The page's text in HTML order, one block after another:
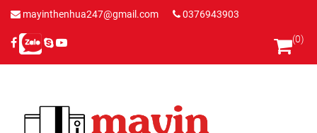
mayinthenhua247@gmail.com 0376943903
(0)